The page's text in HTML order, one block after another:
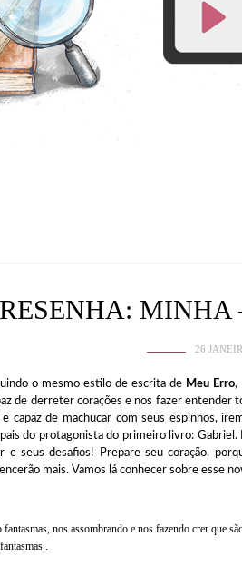
RESENHA: MINHA
26
o mesmo estilo de escrita de Meu Erro,
de derreter corações e nos fazer entender
capaz de machucar com seus espinhos,
do protagonista do primeiro livro:
e seus desafios! Prepare seu coração,
mais. Vamos lá conhecer sobre esse
fantasmas, nos assombrando e nos fazendo crer que
.